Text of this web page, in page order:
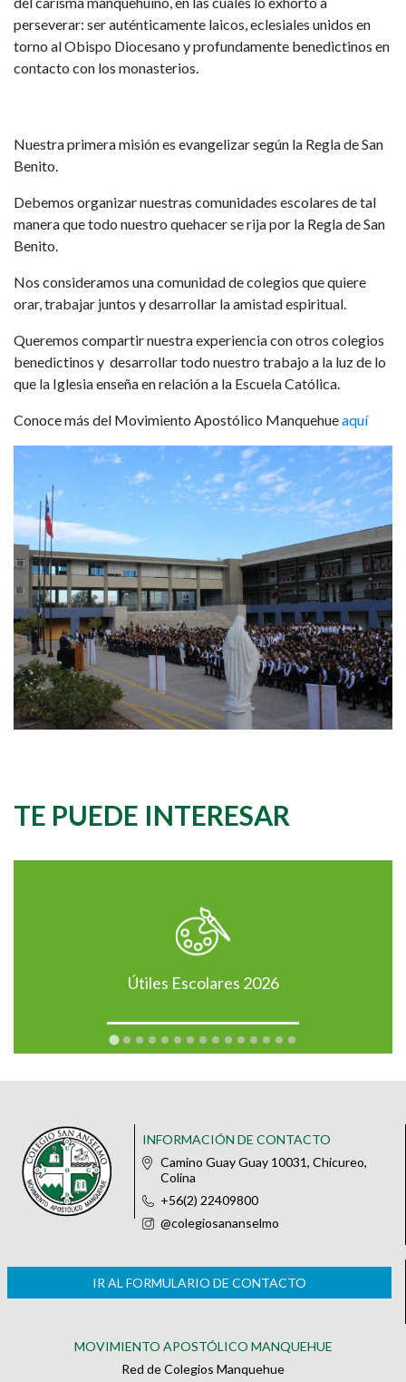
perseverar: ser auténticamente laicos, eclesiales unidos en
torno al Obispo Diocesano y profundamente benedictinos en
contacto con los monasterios.
Nuestra primera misión es evangelizar según la Regla de San
Benito.
Debemos organizar nuestras comunidades escolares de tal
manera que todo nuestro quehacer se rija por la Regla de San
Benito.
Nos consideramos una comunidad de colegios que quiere
orar, trabajar juntos y desarrollar la amistad espiritual.
Queremos compartir nuestra experiencia con otros colegios
benedictinos y desarrollar todo nuestro trabajo a la luz de lo
que la Iglesia enseña en relación a la Escuela Católica.
Conoce más del Movimiento Apostólico Manquehueaquí
TE PUEDE INTERESAR
Útiles Escolares 2026
INFORMACIÓN DE CONTACTO
Camino Guay Guay 10031, Chicureo,
Colina
+56(2) 22409800
@colegiosananselmo
IR AL FORMULARIO DE CONTACTO
MOVIMIENTO APOSTÓLICO MANQUEHUE
Red de Colegios Manquehue